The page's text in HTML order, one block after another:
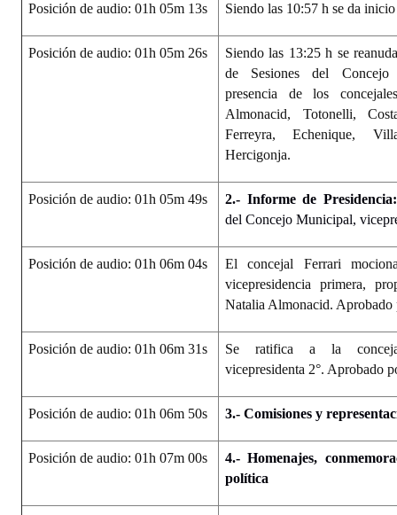
Posición de audio: 01h 05m 13s Siendo las 10:57 h se da
Posición de audio: 01h 05m 26s
Siendo las 13:25 h se
de Sesiones del
presencia de los
Almonacid, Totonelli,
Ferreyra, Echenique,
Hercigonja.
Posición de audio: 01h 05m 49s
2.- Informe de
del Concejo Municipal,
Posición de audio: 01h 06m 04s
El concejal Ferrari
vicepresidencia primera,
Natalia Almonacid. Aprobado
Posición de audio: 01h 06m 31s
Se ratifica a la
vicepresidenta 2°. Aprobado
Posición de audio: 01h 06m 50s 3.- Comisiones y
Posición de audio: 01h 07m 00s
4.- Homenajes,
política